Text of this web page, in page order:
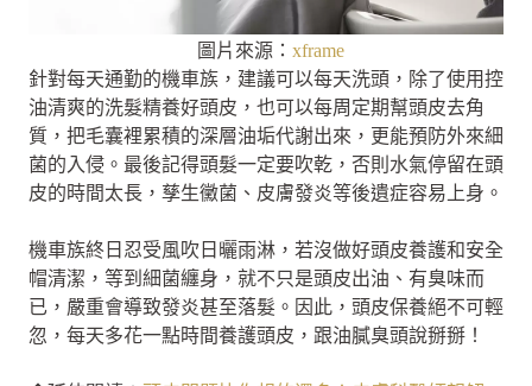
圖片來源： xframe
針對每天通勤的機車族，建議可以每天洗頭，除了使用控
油清爽的洗髮精養好頭皮，也可以每周定期幫頭皮去角
質，把毛囊裡累積的深層油垢代謝出來，更能預防外來細
菌的入侵。最後記得頭髮一定要吹乾，否則水氣停留在頭
皮的時間太長，孳生黴菌、皮膚發炎等後遺症容易上身。
機車族終日忍受風吹日曬雨淋，若沒做好頭皮養護和安全
帽清潔，等到細菌纏身，就不只是頭皮出油、有臭味而
已，嚴重會導致發炎甚至落髮。因此，頭皮保養絕不可輕
忽，每天多花一點時間養護頭皮，跟油膩臭頭說掰掰！